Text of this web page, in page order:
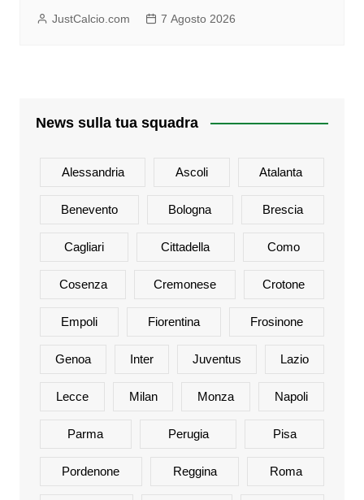
JustCalcio.com 7 Agosto 2026
News sulla tua squadra
Alessandria Ascoli Atalanta
Benevento Bologna Brescia
Cagliari Cittadella Como
Cosenza Cremonese Crotone
Empoli Fiorentina Frosinone
Genoa Inter Juventus Lazio
Lecce Milan Monza Napoli
Parma Perugia Pisa
Pordenone Reggina Roma